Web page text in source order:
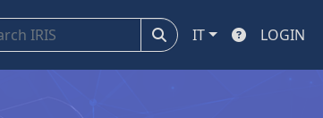
IT LOGIN